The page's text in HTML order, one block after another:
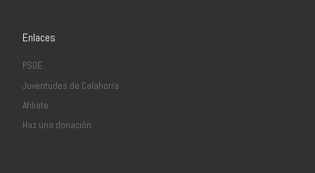
Enlaces
PSOE
Juventudes de Calahorra
Afiliate
Haz una donación